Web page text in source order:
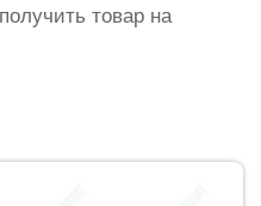
товар на